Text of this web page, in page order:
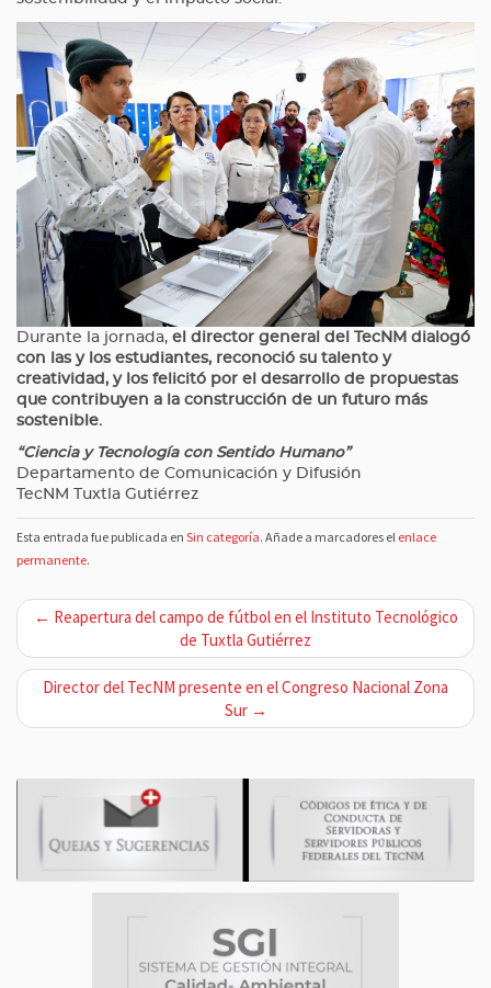
Durante la jornada, el director general del TecNM dialogó
con las y los estudiantes, reconoció su talento y
creatividad, y los felicitó por el desarrollo de propuestas
que contribuyen a la construcción de un futuro más
sostenible.
“Ciencia y Tecnología con Sentido Humano”
Departamento de Comunicación y Difusión
TecNM Tuxtla Gutiérrez
Esta entrada fue publicada en Sin categoría. Añade a marcadores el enlace
permanente.
N
a
v
g
c
← Reapertura del campo de fútbol en el Instituto Tecnológico
de Tuxtla Gutiérrez
Director del TecNM presente en el Congreso Nacional Zona
Sur →